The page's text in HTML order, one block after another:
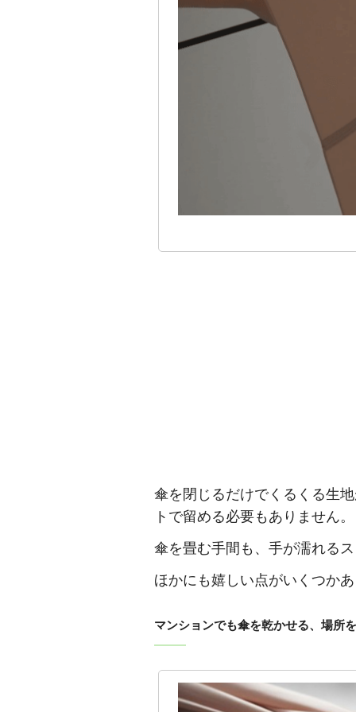
傘を閉じるだけでくるくる生
トで留める必要もありません。
傘を畳む手間も、手が濡れる
ほかにも嬉しい点がいくつか
マンションでも傘を乾かせる、場所